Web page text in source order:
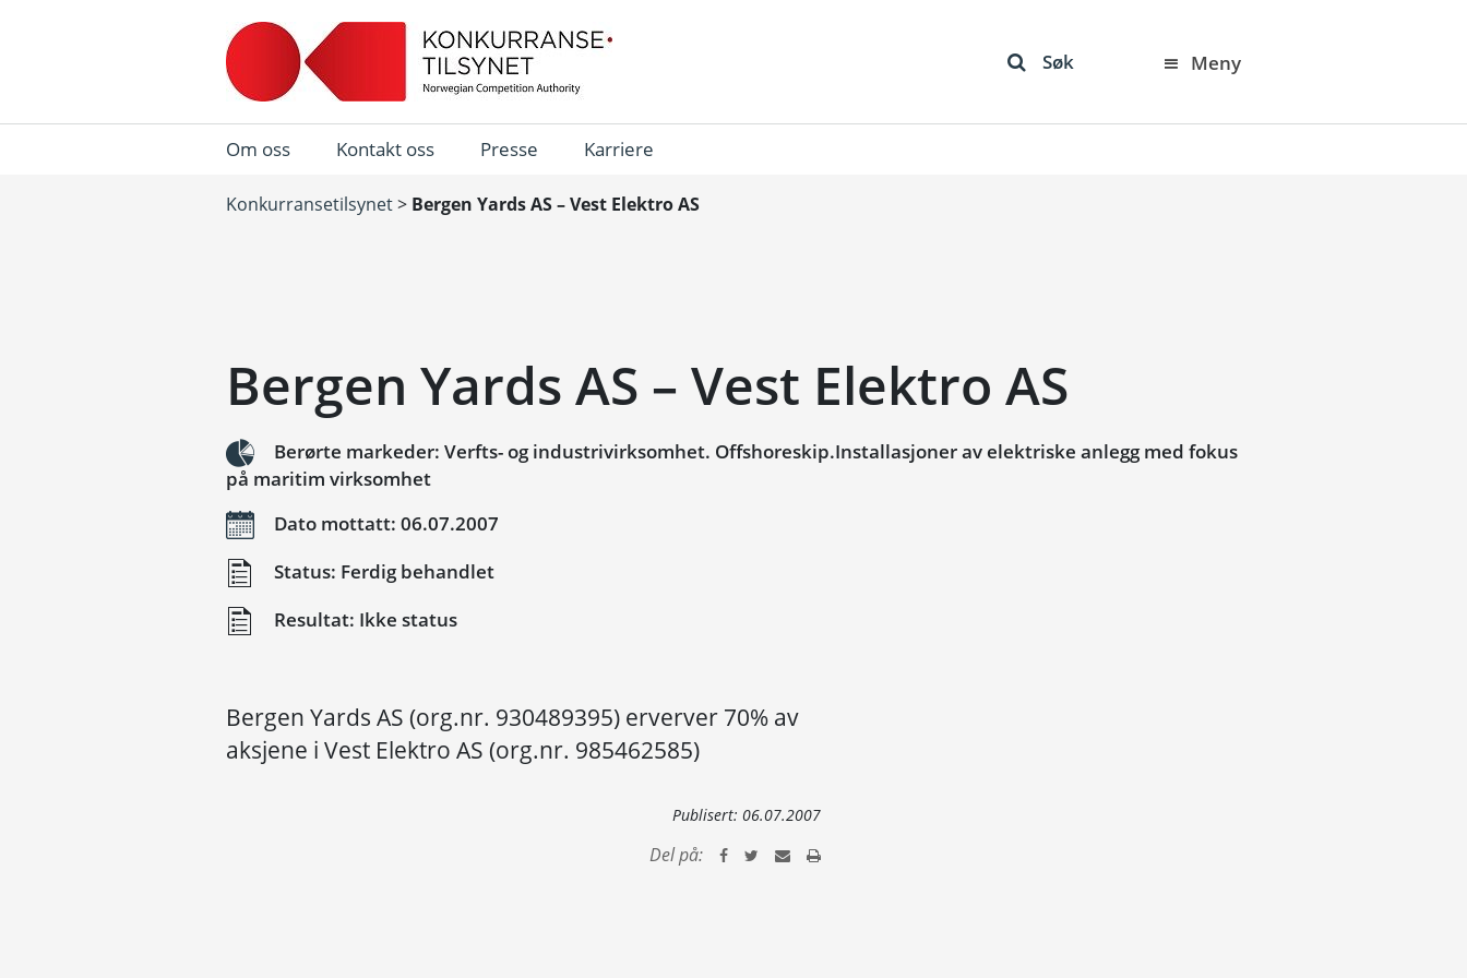
Søk Meny
Om oss Kontakt oss Presse Karriere
Konkurransetilsynet> Bergen Yards AS – Vest Elektro AS
Bergen Yards AS – Vest Elektro AS
Berørte markeder: Verfts- og industrivirksomhet. Offshoreskip.Installasjoner av elektriske anlegg med fokus
på maritim virksomhet
Dato mottatt: 06.07.2007
Status: Ferdig behandlet
Resultat: Ikke status
Bergen Yards AS (org.nr. 930489395) erverver 70% av
aksjene i Vest Elektro AS (org.nr. 985462585)
Publisert: 06.07.2007
Del på: